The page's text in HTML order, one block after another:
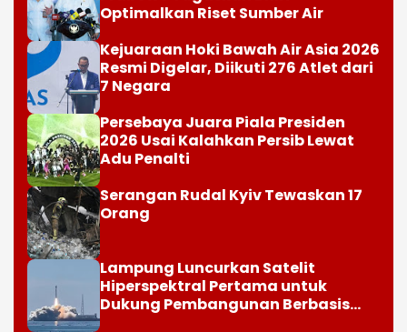
Optimalkan Riset Sumber Air
Kejuaraan Hoki Bawah Air Asia 2026
Resmi Digelar, Diikuti 276 Atlet dari
7 Negara
Persebaya Juara Piala Presiden
2026 Usai Kalahkan Persib Lewat
Adu Penalti
Serangan Rudal Kyiv Tewaskan 17
Orang
Lampung Luncurkan Satelit
Hiperspektral Pertama untuk
Dukung Pembangunan Berbasis